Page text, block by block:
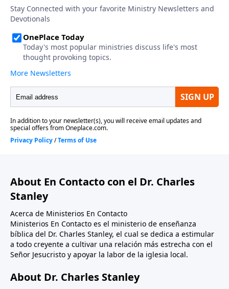
About En Contacto con el Dr. Charles
Stanley
Acerca de Ministerios En Contacto
Ministerios En Contacto es el ministerio de enseñanza
bíblica del Dr. Charles Stanley, el cual se dedica a estimular
a todo creyente a cultivar una relación más estrecha con el
Señor Jesucristo y apoyar la labor de la iglesia local.
About Dr. Charles Stanley